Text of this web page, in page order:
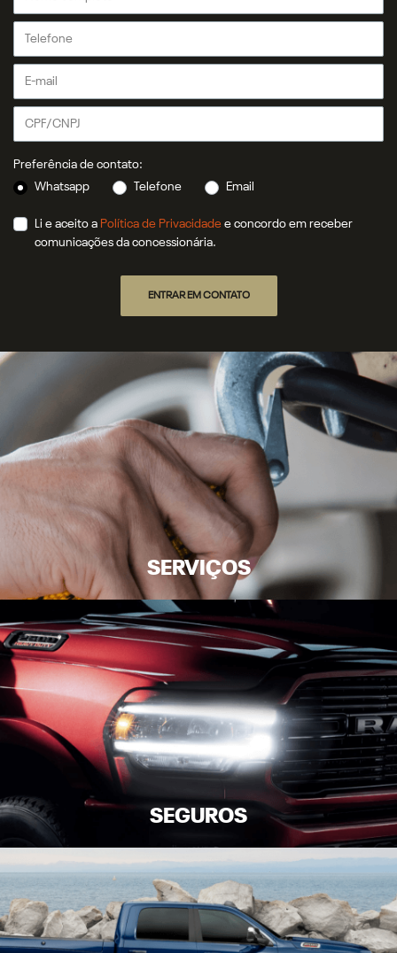
Preferência de contato:
Whatsapp
Telefone Email
Li e aceito a Política de Privacidade e concordo em receber
comunicações da concessionária.
ENTRAR EM CONTATO
SERVIÇOS
SEGUROS